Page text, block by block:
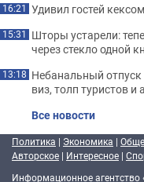
16:21 Удивил гостей
15:31 Шторы устарели:
через стекло одной
13:18 Небанальный отпуск
виз, толп туристов
Все новости
Политика | Экономика |
Авторское | Интересное |
Информационное агентство